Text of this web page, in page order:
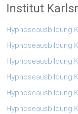
Institut
Hypnoseausbildung
Hypnoseausbildung
Hypnoseausbildung
Hypnoseausbildung
Hypnoseausbildung
Hypnoseausbildung